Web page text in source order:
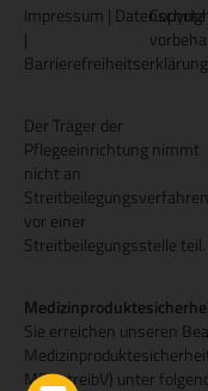
Impressum | Datenschutz
|
Barrierefreiheitserklärung
Der Träger der
Pflegeeinrichtung nimmt
nicht an
Streitbeilegungsverfahren
vor einer
Streitbeilegungsstelle teil.
Sie erreichen unseren
MPBetreibV) unter